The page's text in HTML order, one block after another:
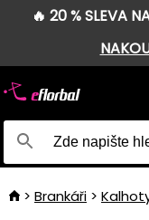
🔥 20 % SLEVA
Brankáři